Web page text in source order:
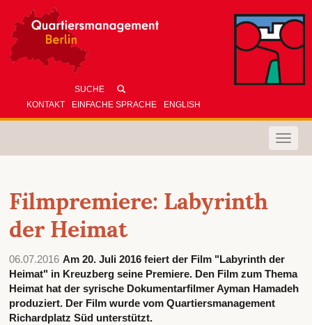
KONTAKT EINFACHE SPRACHE ENGLISH
Toggle
Filmpremiere: Labyrinth
der Heimat
06.07.2016 Am 20. Juli 2016 feiert der Film "Labyrinth der
Heimat" in Kreuzberg seine Premiere. Den Film zum Thema
Heimat hat der syrische Dokumentarfilmer Ayman Hamadeh
produziert. Der Film wurde vom Quartiersmanagement
Richardplatz Süd unterstützt.